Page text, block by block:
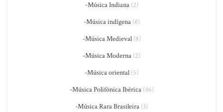
-Música Indiana(2)
-Música indígena(8)
-Música Medieval(8)
-Música Moderna (2)
-Música oriental (5)
-Música Polifônica Ibérica(46)
-Música Rara Brasileira (3)